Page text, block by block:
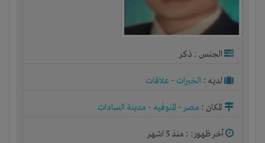
الجنس : ذكر
لديـه : الخبرات - علاقات
المكان : مصر- المنوفيه - مدينة السادات
آخر ظهور: : منذ 5 اشهر